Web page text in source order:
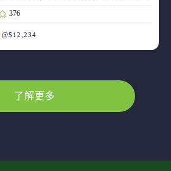
376
@$12,234
了解更多